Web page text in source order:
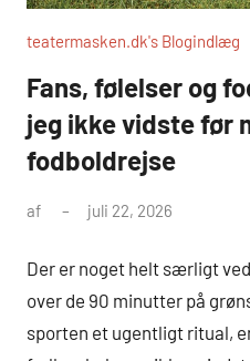
teatermasken.dk's Blogindlæg
Fans, følelser og
jeg ikke vidste før
fodboldrejse
af juli 22, 2026
Der er noget helt særligt
over de 90 minutter på
sporten et ugentligt ritual,